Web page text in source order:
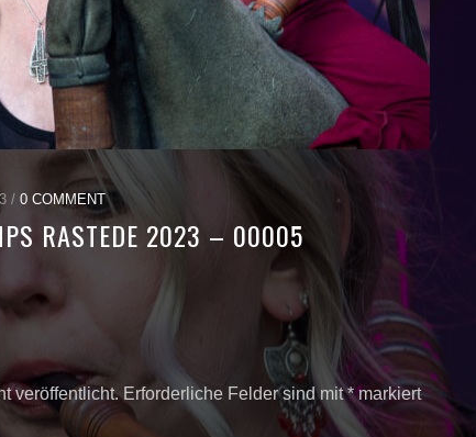
/ 0 COMMENT
RASTEDE 2023 – 00005
veröffentlicht. Erforderliche Felder sind mit*markiert